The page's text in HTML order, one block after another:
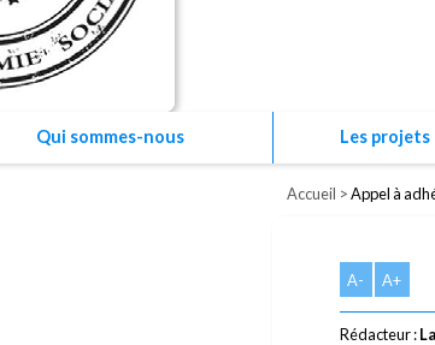
Qui sommes-nous Les projets
Accueil Appel à
A- A+
Rédacteur :